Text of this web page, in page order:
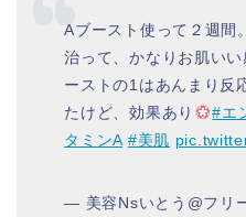
Aブースト使って２週間
治って、かなりお肌いい
ーストの1はあんまり反
たけど、効果あり
#エ
タミンA #美肌
— 美容Nsいとう@フリ